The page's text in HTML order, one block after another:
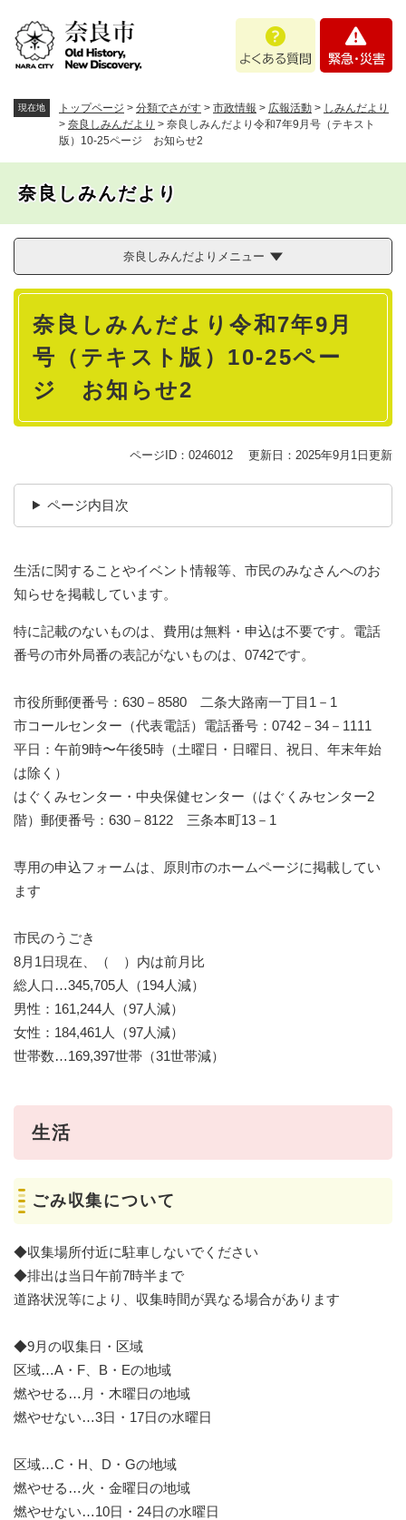
。
あ
問
・
現在地 トップページ > 分類でさがす > 市政情報 > 広報活動 > しみんだより
> 奈良しみんだより > 奈良しみんだより令和7年9月号（テキスト
版）10-25ページ お知らせ2
奈良しみんだより
奈良しみんだよりメニュー
本
奈良しみんだより令和7年9月
号（テキスト版）10-25ペー
ジ お知らせ2
ページID：0246012 更新日：2025年9月1日更新
ページ内目次
生活に関することやイベント情報等、市民のみなさんへのお
知らせを掲載しています。
特に記載のないものは、費用は無料・申込は不要です。電話
番号の市外局番の表記がないものは、0742です。
市役所郵便番号：630－8580 二条大路南一丁目1－1
市コールセンター（代表電話）電話番号：0742－34－1111
平日：午前9時〜午後5時（土曜日・日曜日、祝日、年末年始
は除く）
はぐくみセンター・中央保健センター（はぐくみセンター2
階）郵便番号：630－8122 三条本町13－1
専用の申込フォームは、原則市のホームページに掲載してい
ます
市民のうごき
8月1日現在、（ ）内は前月比
総人口…345,705人（194人減）
男性：161,244人（97人減）
女性：184,461人（97人減）
世帯数…169,397世帯（31世帯減）
生活
ごみ収集について
◆収集場所付近に駐車しないでください
◆排出は当日午前7時半まで
道路状況等により、収集時間が異なる場合があります
◆9月の収集日・区域
区域…A・F、B・Eの地域
燃やせる…月・木曜日の地域
燃やせない…3日・17日の水曜日
区域…C・H、D・Gの地域
燃やせる…火・金曜日の地域
燃やせない…10日・24日の水曜日